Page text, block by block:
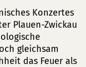
Konzertes
Plauen-Zwickau
gleichsam
das Feuer als